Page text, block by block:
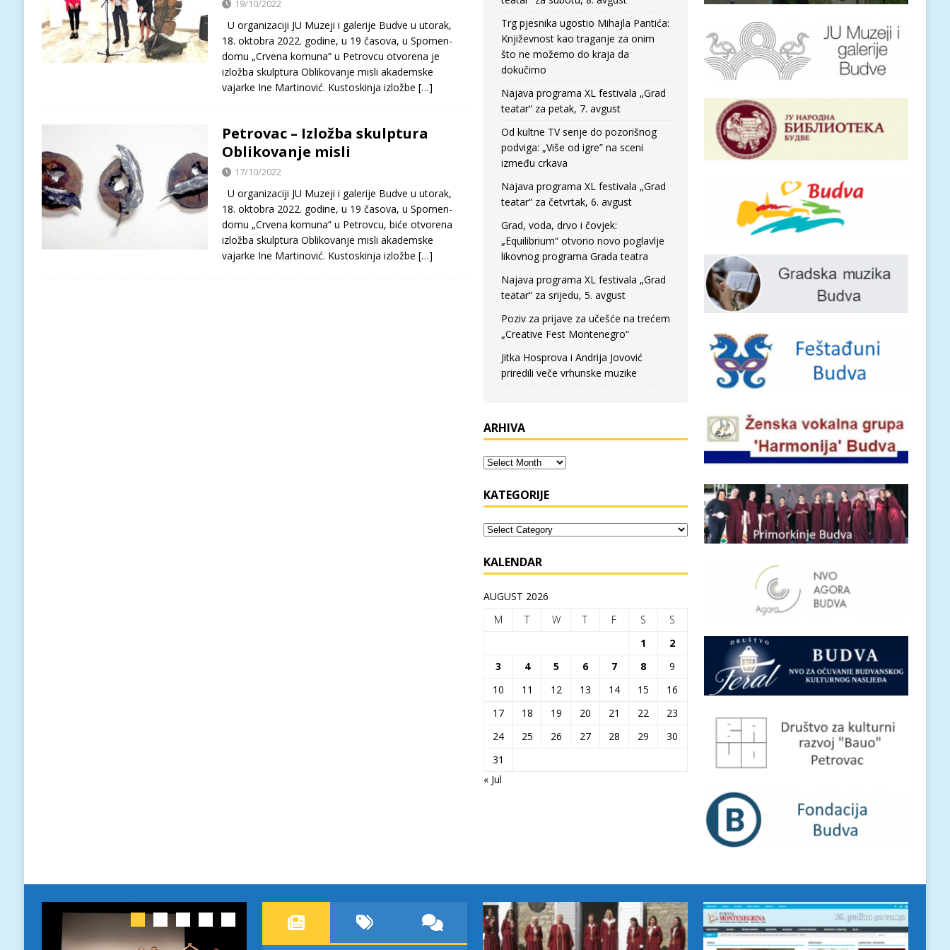
19/10/2022
U organizaciji JU Muzeji i galerije Budve u utorak,
18. oktobra 2022. godine, u 19 časova, u Spomen-
domu „Crvena komuna” u Petrovcu otvorena je
izložba skulptura Oblikovanje misli akademske
vajarke Ine Martinović. Kustoskinja izložbe […]
Petrovac – Izložba skulptura
Oblikovanje misli
17/10/2022
U organizaciji JU Muzeji i galerije Budve u utorak,
18. oktobra 2022. godine, u 19 časova, u Spomen-
domu „Crvena komuna” u Petrovcu, biće otvorena
izložba skulptura Oblikovanje misli akademske
vajarke Ine Martinović. Kustoskinja izložbe […]
Trg pjesnika ugostio Mihajla Pantića:
Književnost kao traganje za onim
što ne možemo do kraja da
dokučimo
Najava programa XL festivala „Grad
teatar“ za petak, 7. avgust
Od kultne TV serije do pozorišnog
podviga: „Više od igre” na sceni
između crkava
Najava programa XL festivala „Grad
teatar“ za četvrtak, 6. avgust
Grad, voda, drvo i čovjek:
„Equilibrium“ otvorio novo poglavlje
likovnog programa Grada teatra
Najava programa XL festivala „Grad
teatar“ za srijedu, 5. avgust
Poziv za prijave za učešće na trećem
„Creative Fest Montenegro“
Jitka Hosprova i Andrija Jovović
priredili veče vrhunske muzike
ARHIVA
KATEGORIJE
KALENDAR
AUGUST 2026
M
T W T F S
S
1
2
3
4 5 6 7 8
9
10
11 12 13 14 15
16
17
18 19 20 21 22
23
24
25 26 27 28 29
30
31
« Jul